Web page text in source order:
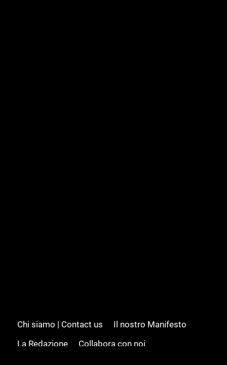
Chi siamo | Contact us
Il nostro Manifesto
La Redazione
Collabora con noi